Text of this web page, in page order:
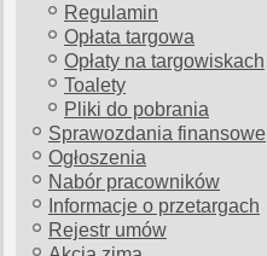
Regulamin
Opłata targowa
Opłaty na targowiskach
Toalety
Pliki do pobrania
Sprawozdania finansowe
Ogłoszenia
Nabór pracowników
Informacje o przetargach
Rejestr umów